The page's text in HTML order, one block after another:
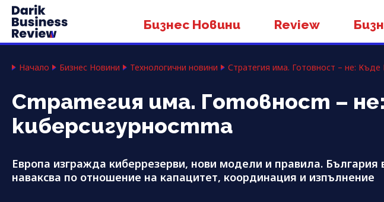
Бизнес Новини Review
Начало Бизнес Новини Технологични новини Стратегия има. Готовност – не: Къде
Стратегия има. Готовност –
киберсигурността
Европа изгражда киберрезерви, нови модели и правила. България
наваксва по отношение на капацитет, координация и изпълнение